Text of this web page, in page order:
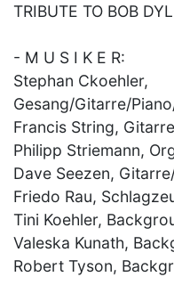
TRIBUTE TO BOB
- M U S I K E R:
Stephan Ckoehler,
Gesang/Gitarre/
Francis String,
Philipp Striemann,
Dave Seezen,
Friedo Rau,
Tini Koehler,
Valeska Kunath,
Robert Tyson,